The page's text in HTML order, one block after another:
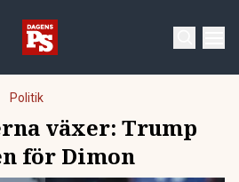
Politik
växer: Trump
för Dimon